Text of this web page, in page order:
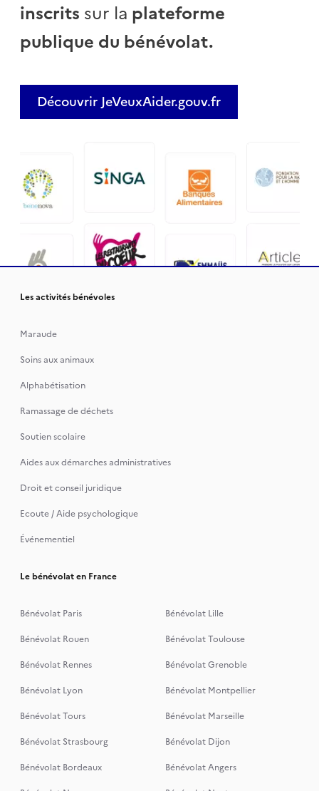
inscrits sur la plateforme
publique du bénévolat.
Découvrir JeVeuxAider.gouv.fr
Les activités bénévoles
Maraude
Soins aux animaux
Alphabétisation
Ramassage de déchets
Soutien scolaire
Aides aux démarches administratives
Droit et conseil juridique
Ecoute / Aide psychologique
Événementiel
Le bénévolat en France
Bénévolat Paris
Bénévolat Lille
Bénévolat Rouen
Bénévolat Toulouse
Bénévolat Rennes
Bénévolat Grenoble
Bénévolat Lyon
Bénévolat Montpellier
Bénévolat Tours
Bénévolat Marseille
Bénévolat Strasbourg
Bénévolat Dijon
Bénévolat Bordeaux
Bénévolat Angers